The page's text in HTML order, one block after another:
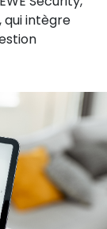
qui intègre